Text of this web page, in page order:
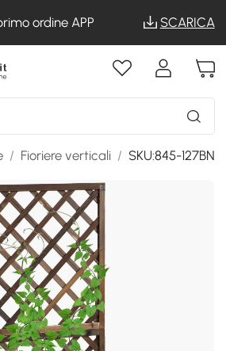
ordine APP SCARICA
/ Fioriere verticali / SKU:845-127BN